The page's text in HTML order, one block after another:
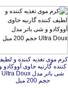
کرم موی تغذیه کننده و لطیف
کننده گارنیه حاوی آووکادو و
شی باتر مدل Ultra Doux
حجم 200 میل